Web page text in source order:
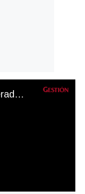
Brasil: Carnaval más esperado de Río de Janeiro vuelve tras dos años de pandemia y con temática antirracista